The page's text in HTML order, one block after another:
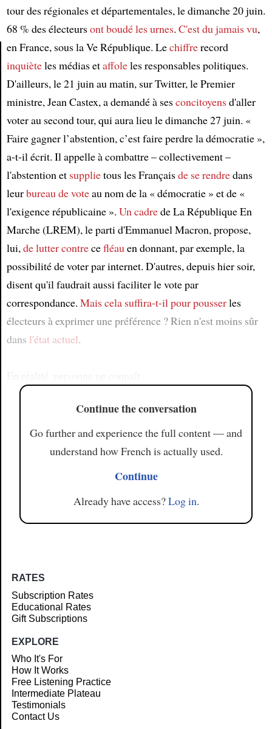
tour des régionales et départementales, le dimanche 20 juin.
68 % des électeursont boudéles urnes. C'est du jamais vu,
en France, sous la Ve République. Lechiffrerecord
inquièteles médias etaffoleles responsables politiques.
D'ailleurs, le 21 juin au matin, sur Twitter, le Premier
ministre, Jean Castex, a demandé à sesconcitoyensd'aller
voter au second tour, qui aura lieu le dimanche 27 juin. «
Faire gagner l’abstention, c’est faire perdre la démocratie »,
a-t-il écrit. Il appelle à combattre – collectivement –
l'abstention et supplietous les Françaisde se rendredans
leurbureau de voteau nom de la « démocratie » et de «
l'exigence républicaine ». Un cadrede La République En
Marche (LREM), le parti d'Emmanuel Macron, propose,
lui,de lutter contrecefléauen donnant, par exemple, la
possibilité de voter par internet. D'autres, depuis hier soir,
disent qu'il faudrait aussi faciliter le vote par
correspondance. Mais cela suffira-t-ilpour pousserles
électeurs à exprimer une préférence ? Rien n'est moins sûr
dans l'état actuel.
Continue the conversation
Go further and experience the full content — and
understand how French is actually used.
Continue
Already have access?Log in.
RATES
Subscription Rates
Educational Rates
Gift Subscriptions
EXPLORE
Who It's For
How It Works
Free Listening Practice
Intermediate Plateau
Testimonials
Contact Us